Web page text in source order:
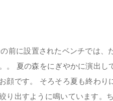
前に設置されたベンチでは
。 夏の森をにぎやかに演出
顔です。 そろそろ夏も終わ
り出すように鳴いています。